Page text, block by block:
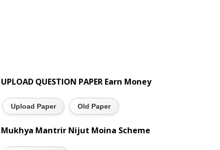
UPLOAD QUESTION PAPER Earn Money
Upload Paper Old Paper
Mukhya Mantrir Nijut Moina Scheme